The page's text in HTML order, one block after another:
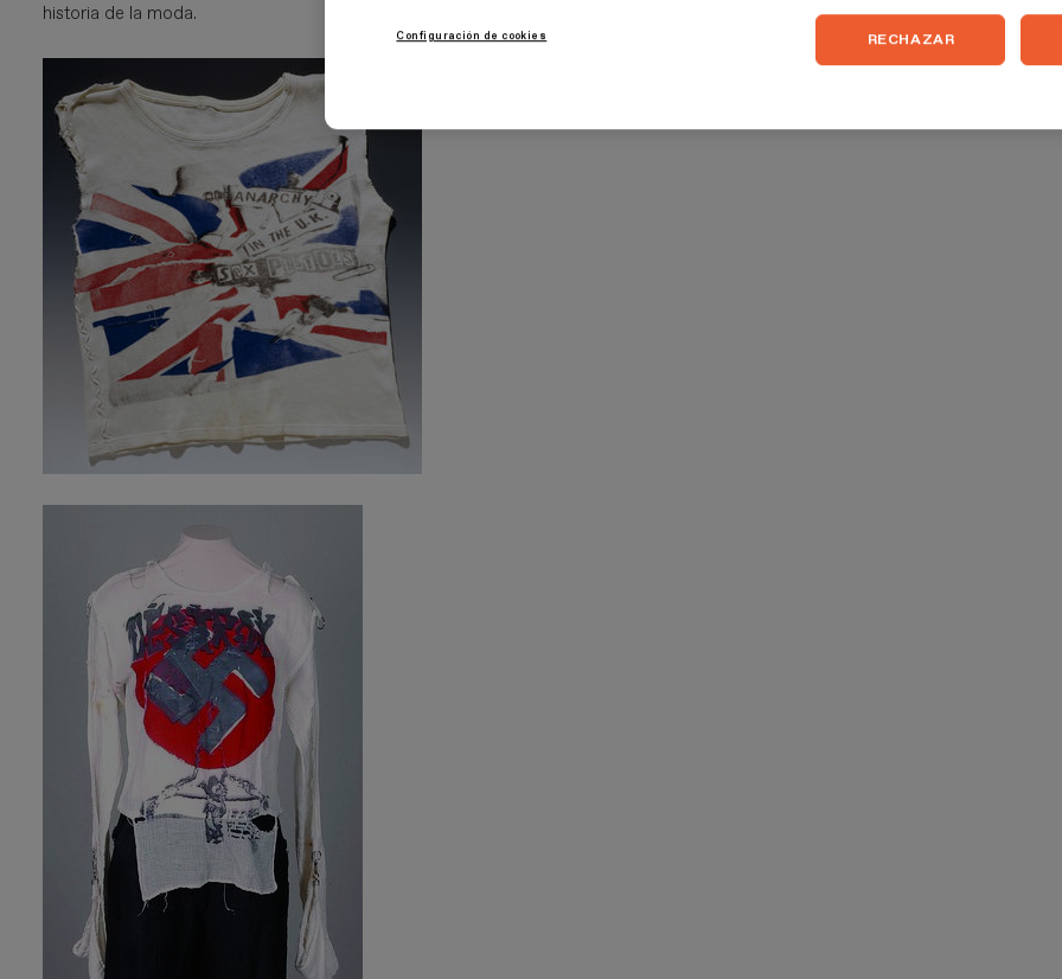
historia de la moda.
Configuración de cookies RECHAZAR